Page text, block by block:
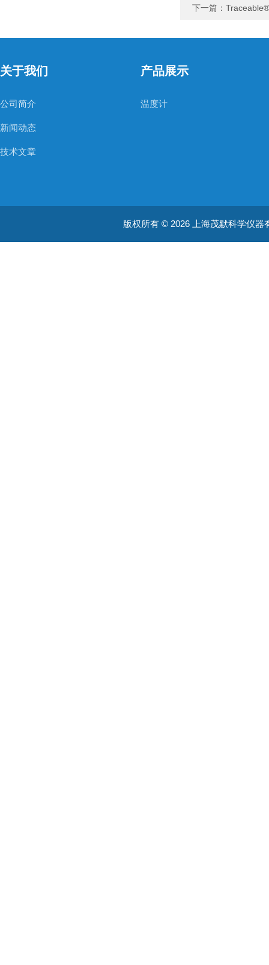
下一篇：
关于我们
公司简介
新闻动态
技术文章
产品展示
温度计
版权所有 © 2026 上海茂默科学仪